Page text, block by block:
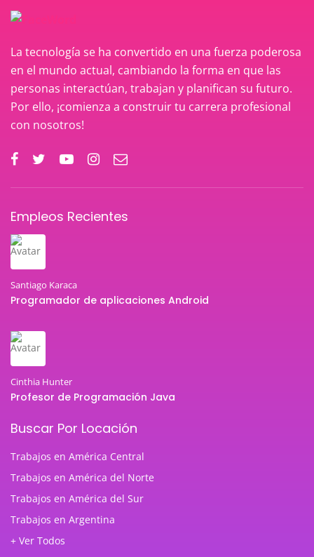
La tecnología se ha convertido en una fuerza poderosa
en el mundo actual, cambiando la forma en que las
personas interactúan, trabajan y planifican su futuro.
Por ello, ¡comienza a construir tu carrera profesional
con nosotros!
Empleos Recientes
Santiago Karaca
Programador de aplicaciones Android
Cinthia Hunter
Profesor de Programación Java
Buscar Por Locación
Trabajos en América Central
Trabajos en América del Norte
Trabajos en América del Sur
Trabajos en Argentina
+ Ver Todos